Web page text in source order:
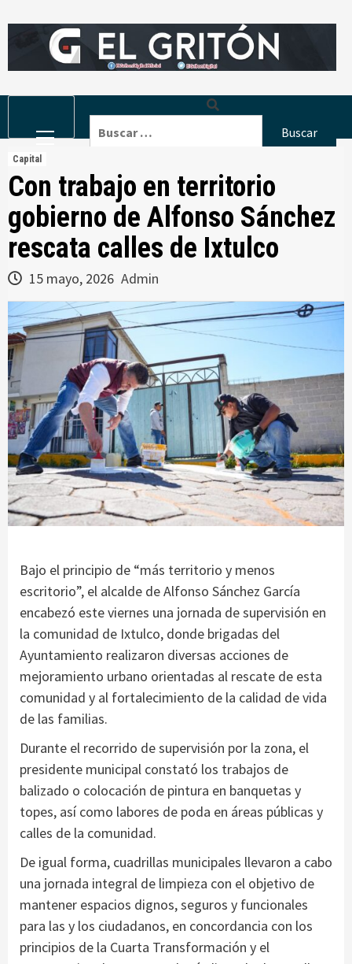
to
Menu
Capital
Con trabajo en territorio
gobierno de Alfonso Sánchez
rescata calles de Ixtulco
15 mayo, 2026 Admin
Bajo el principio de “más territorio y menos
escritorio”, el alcalde de Alfonso Sánchez García
encabezó este viernes una jornada de supervisión en
la comunidad de Ixtulco, donde brigadas del
Ayuntamiento realizaron diversas acciones de
mejoramiento urbano orientadas al rescate de esta
comunidad y al fortalecimiento de la calidad de vida
de las familias.
Durante el recorrido de supervisión por la zona, el
presidente municipal constató los trabajos de
balizado o colocación de pintura en banquetas y
topes, así como labores de poda en áreas públicas y
calles de la comunidad.
De igual forma, cuadrillas municipales llevaron a cabo
una jornada integral de limpieza con el objetivo de
mantener espacios dignos, seguros y funcionales
para las y los ciudadanos, en concordancia con los
principios de la Cuarta Transformación y el